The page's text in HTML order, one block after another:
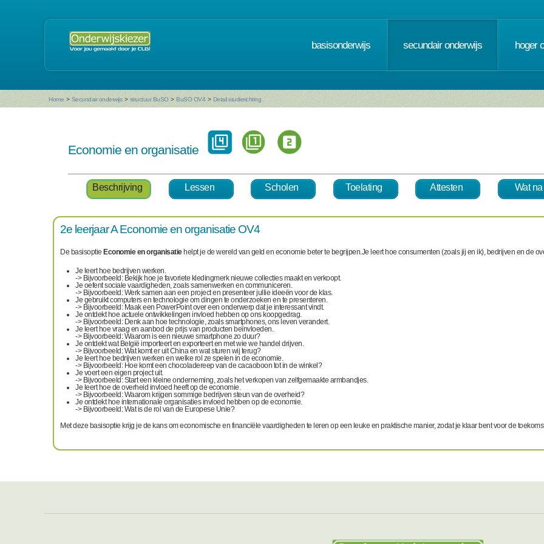
basisonderwijs secundair onderwijs hoger
Home > Secundair onderwijs > structuur BuSO > BuSO OV4 > Detail studierichting
Economie en organisatie
Beschrijving Lessen Scholen Toelating Attesten Wat na
2e leerjaar A Economie en organisatie OV4
De basisoptie Economie en organisatiehelpt je de wereld van geld en economie beter te begrijpen.Je leert hoe consumenten (zoals jij en ik), bedrijven en de
Je leert hoe bedrijven werken.
-> Bijvoorbeeld: Bekijk hoe je favoriete kledingmerk nieuwe collecties maakt en verkoopt.
Je oefent sociale vaardigheden, zoals samenwerken en communiceren.
-> Bijvoorbeeld: Werk samen aan een project en presenteer jullie ideeën voor de klas.
Je gebruikt computers en technologie om dingen te onderzoeken en te presenteren.
-> Bijvoorbeeld: Maak een PowerPoint over een onderwerp dat je interessant vindt.
Je ontdekt hoe actuele ontwikkelingen invloed hebben op ons koopgedrag.
-> Bijvoorbeeld: Denk aan hoe technologie, zoals smartphones, ons leven verandert.
Je leert hoe vraag en aanbod de prijs van producten beïnvloeden.
-> Bijvoorbeeld: Waarom is een nieuwe smartphone zo duur?
Je ontdekt wat België importeert en exporteert en met wie we handel drijven.
-> Bijvoorbeeld: Wat komt er uit China en wat sturen wij terug?
Je leert hoe bedrijven werken en welke rol ze spelen in de economie.
-> Bijvoorbeeld: Hoe komt een chocoladereep van de cacaoboon tot in de winkel?
Je voert een eigen project uit.
-> Bijvoorbeeld: Start een kleine onderneming, zoals het verkopen van zelfgemaakte armbandjes.
Je leert hoe de overheid invloed heeft op de economie.
-> Bijvoorbeeld: Waarom krijgen sommige bedrijven steun van de overheid?
Je ontdekt hoe internationale organisaties invloed hebben op de economie.
-> Bijvoorbeeld: Wat is de rol van de Europese Unie?
Met deze basisoptie krijg je de kans om economische en financiële vaardigheden te leren op een leuke en praktische manier, zodat je klaar bent voor de